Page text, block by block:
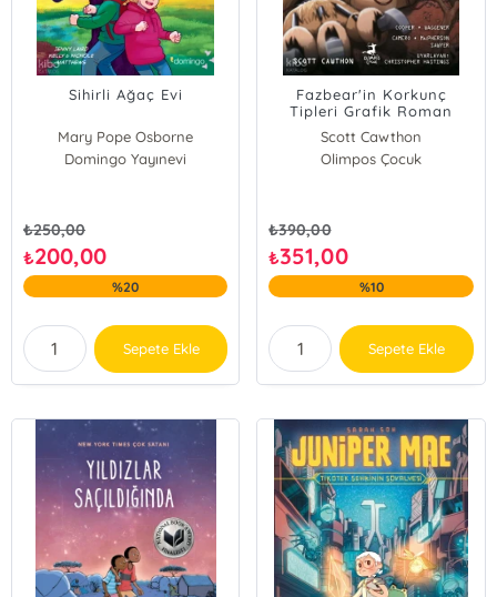
Sihirli Ağaç Evi
Mary Pope Osborne
Domingo Yayınevi
₺250,00
₺200,00
%20
Sepete Ekle
Fazbear'in Korkunç
Tipleri Grafik Roman
Serisi 4;Freddy'nin Pizza
Dükkanı'nda Beş Gece
Scott Cawthon
Olimpos Çocuk
₺390,00
₺351,00
%10
Sepete Ekle